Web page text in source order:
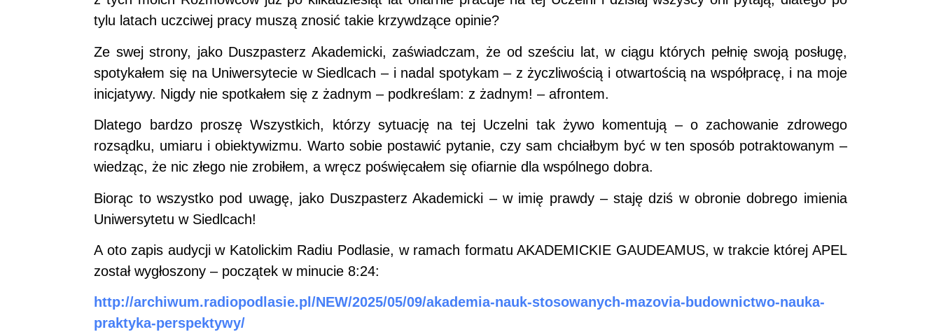
tylu latach uczciwej pracy muszą znosić takie krzywdzące opinie?
Ze swej strony, jako Duszpasterz Akademicki, zaświadczam, że od sześciu lat, w ciągu których pełnię swoją posługę,
spotykałem się na Uniwersytecie w Siedlcach – i nadal spotykam – z życzliwością i otwartością na współpracę, i na moje
inicjatywy. Nigdy nie spotkałem się z żadnym – podkreślam: z żadnym! – afrontem.
Dlatego bardzo proszę Wszystkich, którzy sytuację na tej Uczelni tak żywo komentują – o zachowanie zdrowego
rozsądku, umiaru i obiektywizmu. Warto sobie postawić pytanie, czy sam chciałbym być w ten sposób potraktowanym –
wiedząc, że nic złego nie zrobiłem, a wręcz poświęcałem się ofiarnie dla wspólnego dobra.
Biorąc to wszystko pod uwagę, jako Duszpasterz Akademicki – w imię prawdy – staję dziś w obronie dobrego imienia
Uniwersytetu w Siedlcach!
A oto zapis audycji w Katolickim Radiu Podlasie, w ramach formatu AKADEMICKIE GAUDEAMUS, w trakcie której APEL
został wygłoszony – początek w minucie 8:24:
http://archiwum.radiopodlasie.pl/NEW/2025/05/09/akademia-nauk-stosowanych-mazovia-budownictwo-nauka-
praktyka-perspektywy/